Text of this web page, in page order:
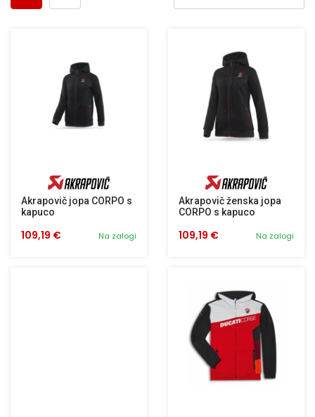
Akrapovič jopa CORPO s
kapuco
Na zalogi
109,19 €
Akrapovič ženska jopa
CORPO s kapuco
Na zalogi
109,19 €